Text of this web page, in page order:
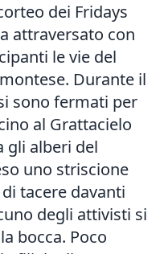
dei Fridays
attraversato con
le vie del
Durante il
sono fermati per
al Grattacielo
gli alberi del
uno striscione
tacere davanti
degli attivisti si
bocca. Poco